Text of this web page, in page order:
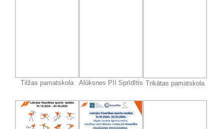
Tilžas pamatskola Alūksnes PII Sprīdītis Trikātas pamatskola